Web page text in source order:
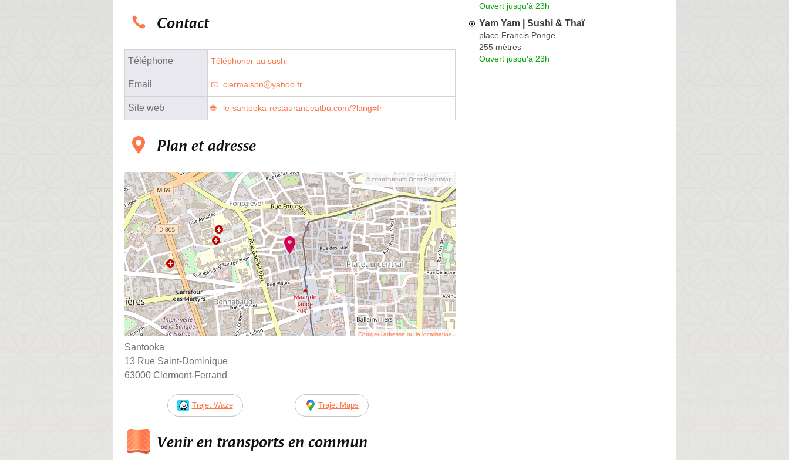
Contact
Téléphone Téléphoner au sushi
Email clermaisonⓐyahoo.fr
Site web le-santooka-restaurant.eatbu.com/?lang=fr
Plan et adresse
© contributeurs OpenStreetMap
Corriger l’adresse ou la localisation
Santooka
13 Rue Saint-Dominique
63000 Clermont-Ferrand
Trajet Waze Trajet Maps
Venir en transports en commun
Ouvert jusqu'à 23h
Yam Yam | Sushi & Thaï
place Francis Ponge
255 mètres
Ouvert jusqu'à 23h